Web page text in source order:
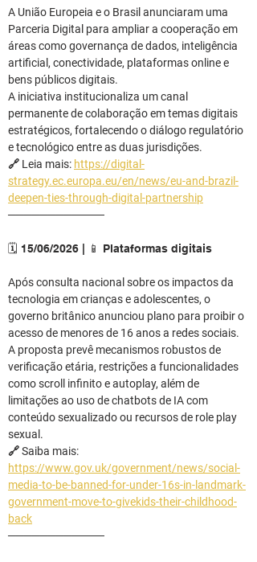
A União Europeia e o Brasil anunciaram uma
Parceria Digital para ampliar a cooperação em
áreas como governança de dados, inteligência
artificial, conectividade, plataformas online e
bens públicos digitais.
A iniciativa institucionaliza um canal
permanente de colaboração em temas digitais
estratégicos, fortalecendo o diálogo regulatório
e tecnológico entre as duas jurisdições.
🔗 Leia mais: https://digital-
strategy.ec.europa.eu/en/news/eu-and-brazil-
deepen-ties-through-digital-partnership
────────────
🗓️ 15/06/2026 | 📱 Plataformas digitais
Após consulta nacional sobre os impactos da
tecnologia em crianças e adolescentes, o
governo britânico anunciou plano para proibir o
acesso de menores de 16 anos a redes sociais.
A proposta prevê mecanismos robustos de
verificação etária, restrições a funcionalidades
como scroll infinito e autoplay, além de
limitações ao uso de chatbots de IA com
conteúdo sexualizado ou recursos de role play
sexual.
🔗 Saiba mais:
https://www.gov.uk/government/news/social-
media-to-be-banned-for-under-16s-in-landmark-
government-move-to-givekids-their-childhood-
back
────────────